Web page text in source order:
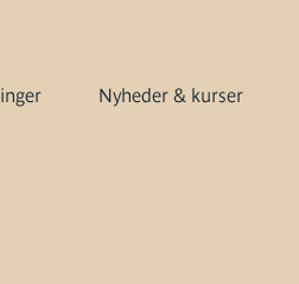
Nyheder & kurser